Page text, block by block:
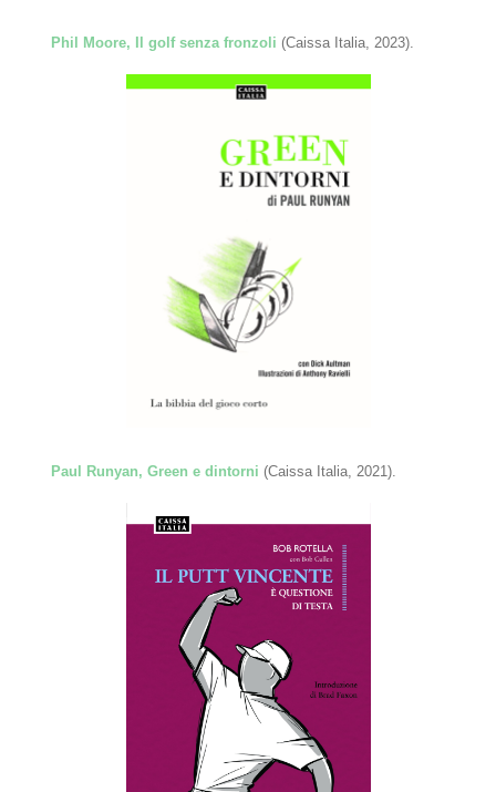
Phil Moore, Il golf senza fronzoli(Caissa Italia, 2023).
Paul Runyan, Green e dintorni (Caissa Italia, 2021).